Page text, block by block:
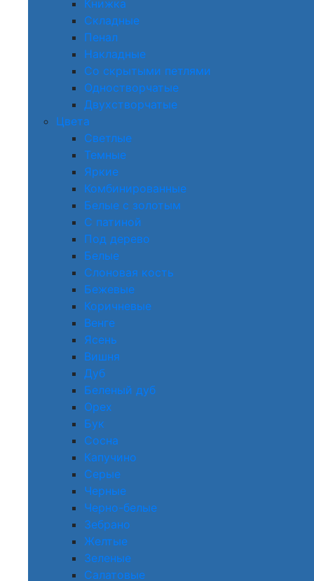
Книжка
Складные
Пенал
Накладные
Со скрытыми петлями
Одностворчатые
Двухстворчатые
Цвета
Светлые
Темные
Яркие
Комбинированные
Белые с золотым
С патиной
Под дерево
Белые
Слоновая кость
Бежевые
Коричневые
Венге
Ясень
Вишня
Дуб
Беленый дуб
Орех
Бук
Сосна
Капучино
Серые
Черные
Черно-белые
Зебрано
Желтые
Зеленые
Салатовые